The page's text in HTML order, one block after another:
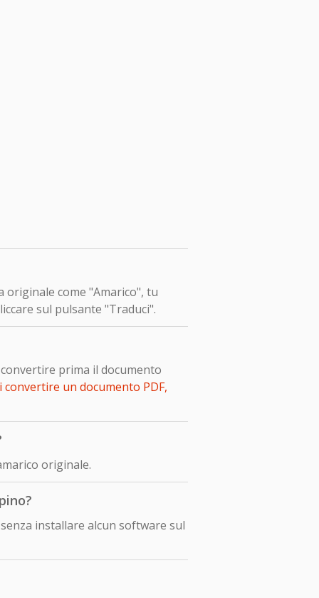
come "Amarico", tu
sul pulsante "Traduci".
prima il documento
convertire un documento PDF,
originale.
installare alcun software sul